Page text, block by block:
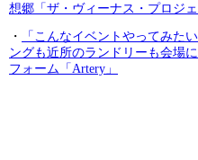
想郷「ザ・ヴィーナス・プロジ
・
「こんなイベントやってみた
ングも近所のランドリーも会場
フォーム「Artery」